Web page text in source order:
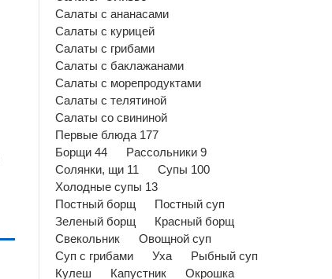
Салаты с ананасами
Салаты с курицей
Салаты с грибами
Салаты с баклажанами
Салаты с морепродуктами
Салаты с телятиной
Салаты со свининой
Первые блюда 177
Борщи 44
Рассольники 9
Солянки, щи 11
Супы 100
Холодные супы 13
Постный борщ
Постный суп
Зеленый борщ
Красный борщ
Свекольник
Овощной суп
Суп с грибами
Уха
Рыбный суп
Кулеш
Капустник
Окрошка